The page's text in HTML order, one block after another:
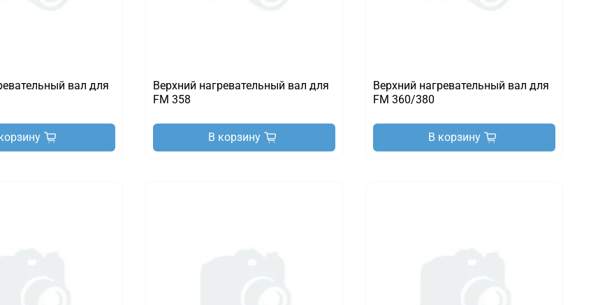
вал для
Верхний нагревательный вал для
FM 358
В корзину
Верхний нагревательный вал для
FM 360/380
В корзину